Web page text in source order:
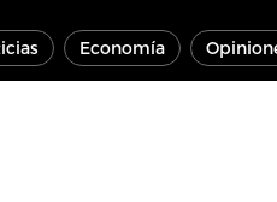
Economía